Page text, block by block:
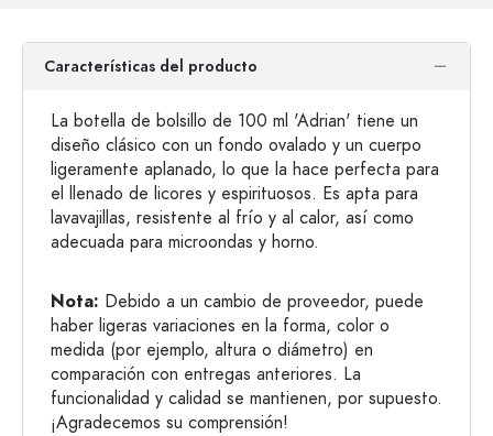
Características del producto
La botella de bolsillo de 100 ml 'Adrian' tiene un
diseño clásico con un fondo ovalado y un cuerpo
ligeramente aplanado, lo que la hace perfecta para
el llenado de licores y espirituosos. Es apta para
lavavajillas, resistente al frío y al calor, así como
adecuada para microondas y horno.
Nota: Debido a un cambio de proveedor, puede
haber ligeras variaciones en la forma, color o
medida (por ejemplo, altura o diámetro) en
comparación con entregas anteriores. La
funcionalidad y calidad se mantienen, por supuesto.
¡Agradecemos su comprensión!